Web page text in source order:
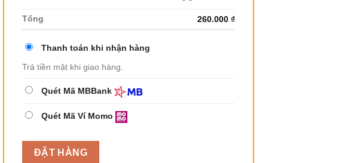
Tổng 260.000 ₫
Thanh toán khi nhận hàng
Trả tiền mặt khi giao hàng.
Quét Mã MBBank
Quét Mã Ví Momo
ĐẶT HÀNG